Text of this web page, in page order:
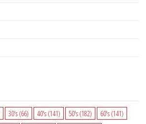
30's (66) 40's (141) 50's (182) 60's (141)